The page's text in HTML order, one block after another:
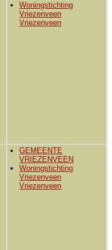
Woningstichting
Vriezenveen
Vriezenveen
GEMEENTE
VRIEZENVEEN
Woningstichting
Vriezenveen
Vriezenveen